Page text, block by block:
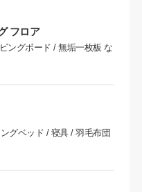
フロア
ングボード / 無垢一枚板 な
グベッド / 寝具 / 羽毛布団